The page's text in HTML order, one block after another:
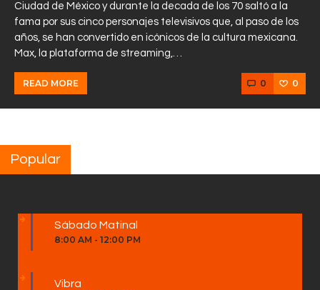
Ciudad de México y durante la decada de los 70 saltó a la
fama por sus cinco personajes televisivos que, al paso de los
años, se han convertido en icónicos de la cultura mexicana.
Max, la plataforma de streaming,…
READ MORE 0 0
Popular
Sábado Matinal
8:00 AM - 12:00 PM
Vibra